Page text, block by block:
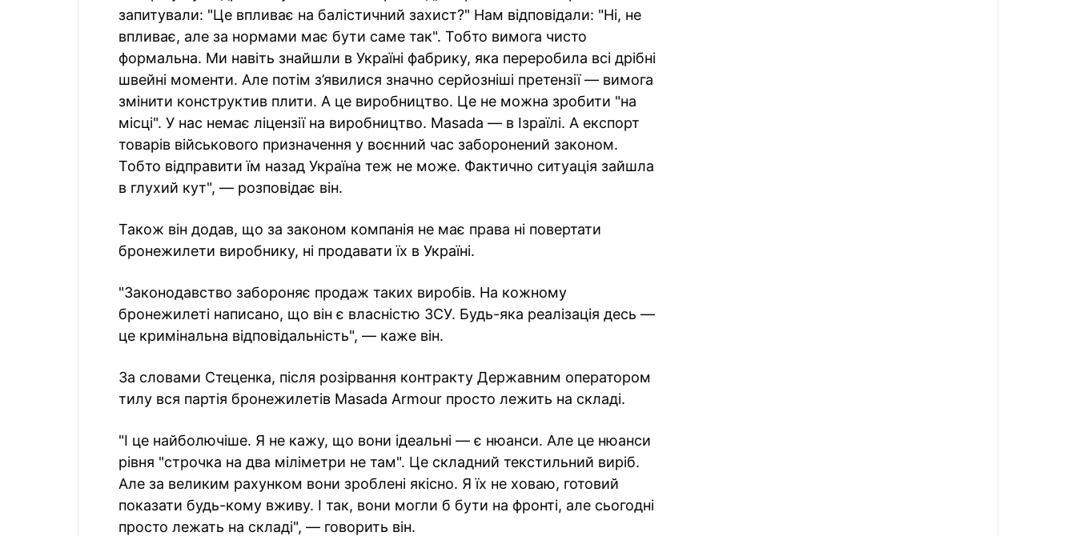
запитували: "Це впливає на балістичний захист?" Нам відповідали: "Ні, не
впливає, але за нормами має бути саме так". Тобто вимога чисто
формальна. Ми навіть знайшли в Україні фабрику, яка переробила всі дрібні
швейні моменти. Але потім з’явилися значно серйозніші претензії — вимога
змінити конструктив плити. А це виробництво. Це не можна зробити "на
місці". У нас немає ліцензії на виробництво. Masada — в Ізраїлі. А експорт
товарів військового призначення у воєнний час заборонений законом.
Тобто відправити їм назад Україна теж не може. Фактично ситуація зайшла
в глухий кут", — розповідає він.
Також він додав, що за законом компанія не має права ні повертати
бронежилети виробнику, ні продавати їх в Україні.
"Законодавство забороняє продаж таких виробів. На кожному
бронежилетi написано, що він є власністю ЗСУ. Будь-яка реалізація десь —
це кримінальна відповідальність", — каже він.
За словами Стеценка, після розірвання контракту Державним оператором
тилу вся партія бронежилетів Masada Armour просто лежить на складі.
"І це найболючіше. Я не кажу, що вони ідеальні — є нюанси. Але це нюанси
рівня "строчка на два міліметри не там". Це складний текстильний виріб.
Але за великим рахунком вони зроблені якісно. Я їх не ховаю, готовий
показати будь-кому вживу. І так, вони могли б бути на фронті, але сьогодні
просто лежать на складі", — говорить він.